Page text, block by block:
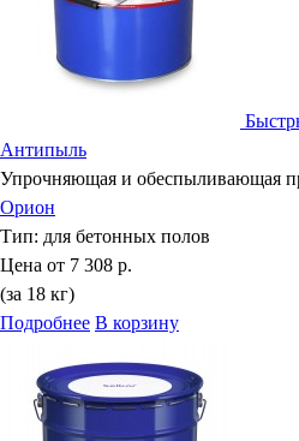
Антипыль
Упрочняющая и обеспыливающая
Орион
Тип: для бетонных полов
Цена от 7 308 р.
(за 18 кг)
Подробнее В корзину